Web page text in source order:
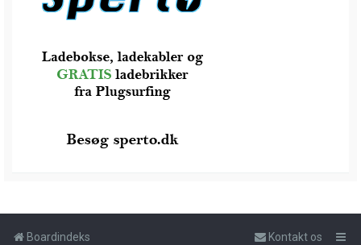
Boardindeks Kontakt os